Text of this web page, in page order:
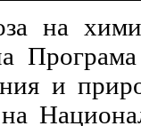
на
и
на